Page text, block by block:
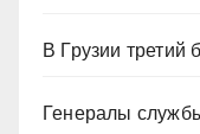
В Грузии третий
Генералы